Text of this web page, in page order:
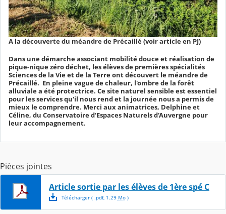
A la découverte du méandre de Précaillé (voir article en PJ)
Dans une démarche associant mobilité douce et réalisation de
pique-nique zéro déchet, les élèves de premières spécialités
Sciences de la Vie et de la Terre ont découvert le méandre de
Précaillé. En pleine vague de chaleur, l'ombre de la forêt
alluviale a été protectrice. Ce site naturel sensible est essentiel
pour les services qu'il nous rend et la journée nous a permis de
mieux le comprendre. Merci aux animatrices, Delphine et
Céline, du Conservatoire d'Espaces Naturels d'Auvergne pour
leur accompagnement.
Pièces jointes
Article sortie par les élèves de 1ère spé C
Télécharger( .pdf, 1.29 Mo)